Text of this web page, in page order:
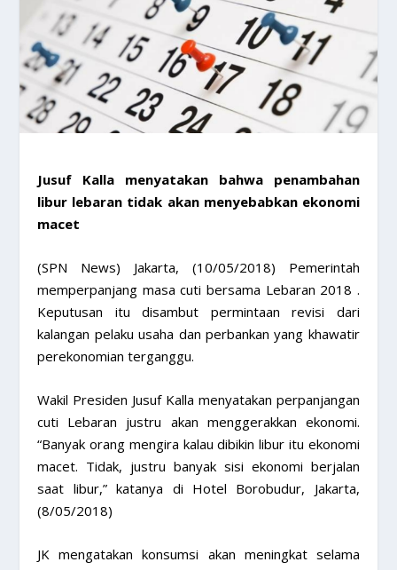
Jusuf Kalla menyatakan bahwa penambahan
libur lebaran tidak akan menyebabkan ekonomi
macet
(SPN News) Jakarta, (10/05/2018) Pemerintah
memperpanjang masa cuti bersama Lebaran 2018 .
Keputusan itu disambut permintaan revisi dari
kalangan pelaku usaha dan perbankan yang khawatir
perekonomian terganggu.
Wakil Presiden Jusuf Kalla menyatakan perpanjangan
cuti Lebaran justru akan menggerakkan ekonomi.
“Banyak orang mengira kalau dibikin libur itu ekonomi
macet. Tidak, justru banyak sisi ekonomi berjalan
saat libur,” katanya di Hotel Borobudur, Jakarta,
(8/05/2018)
JK mengatakan konsumsi akan meningkat selama